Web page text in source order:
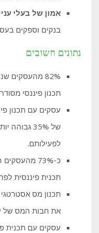
אמון של בעלי
בנקים וספקים
נתונים חשובים
82%
תכנון פיננסי
עסקים עם תכנון
של 35%
לפעילותם.
כ-73%
תכנית פיננסית
תכנון מס
את חבות המס של
עסקים עם תכנית